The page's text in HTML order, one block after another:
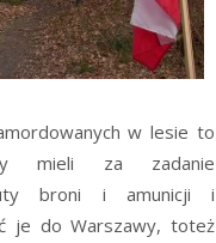
w lesie to
mieli za zadanie
broni i amunicji i
je do Warszawy, toteż